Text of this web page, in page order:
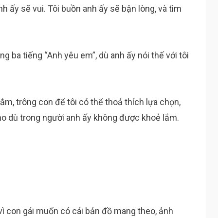
ấy sẽ vui. Tôi buồn anh ấy sẽ bận lòng, và tìm
ba tiếng “Anh yêu em”, dù anh ấy nói thế với tôi
trông con để tôi có thể thoả thích lựa chọn,
dù trong người anh ấy không được khoẻ lắm.
con gái muốn có cái bản đồ mang theo, ảnh